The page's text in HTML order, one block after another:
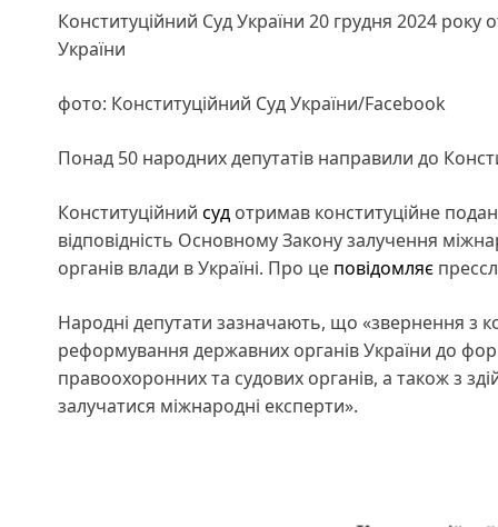
Конституційний Суд України 20 грудня 2024 року
України
фото: Конституційний Суд України/Facebook
Понад 50 народних депутатів направили до
Конституційний суд отримав конституційне
відповідність Основному Закону залучення
органів влади в Україні. Про це повідомляє
Народні депутати зазначають, що «звернення з
реформування державних органів України до
правоохоронних та судових органів, а також з
залучатися міжнародні експерти».